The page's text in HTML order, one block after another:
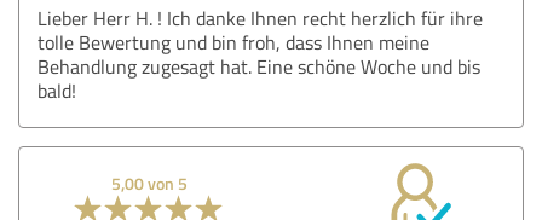
Lieber Herr H. ! Ich danke Ihnen recht herzlich für ihre
tolle Bewertung und bin froh, dass Ihnen meine
Behandlung zugesagt hat. Eine schöne Woche und bis
bald!
5,00 von 5